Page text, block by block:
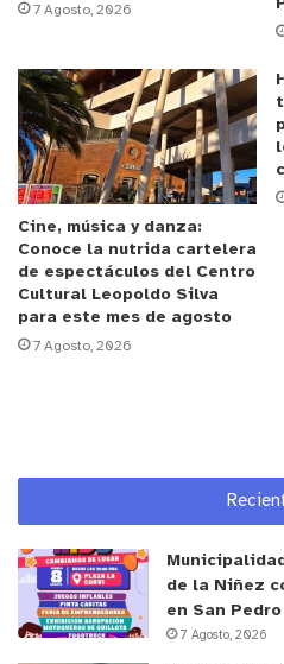
considerando un
tenido en los últimos diez
un 36%, en general y
los últimos dos años.
generado algunas
es el que tengamos
desempleo en la zona.
estas estadísticas nos
ocupar del tema,
desarrollando polos
necesitamos aún más el
tener pronto, vamos a
senda, vamos a
indicar las
esos insumos y
ellos y la comunidad- un
7 Agosto, 2026
Cine, música y danza:
Conoce la nutrida cartelera
de espectáculos del Centro
Cultural Leopoldo Silva
para este mes de agosto
7 Agosto, 2026
de la Niñez
en San Pedro
7 Agosto, 2026